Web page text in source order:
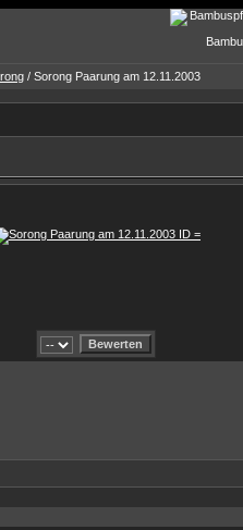
/ Sorong Paarung am 12.11.2003